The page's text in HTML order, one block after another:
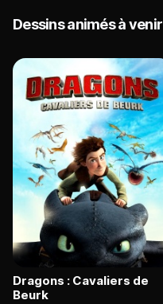
Dessins animés à venir
Dragons : Cavaliers de
Beurk